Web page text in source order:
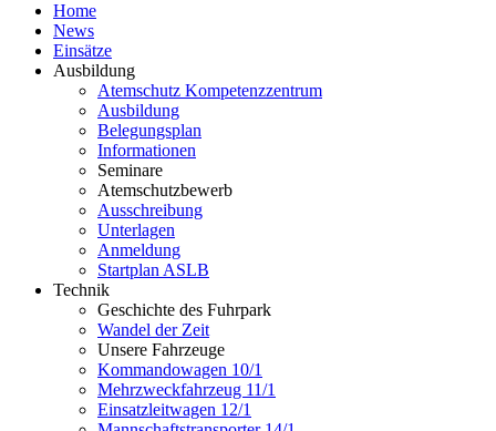
Home
News
Einsätze
Ausbildung
Atemschutz Kompetenzzentrum
Ausbildung
Belegungsplan
Informationen
Seminare
Atemschutzbewerb
Ausschreibung
Unterlagen
Anmeldung
Startplan ASLB
Technik
Geschichte des Fuhrpark
Wandel der Zeit
Unsere Fahrzeuge
Kommandowagen 10/1
Mehrzweckfahrzeug 11/1
Einsatzleitwagen 12/1